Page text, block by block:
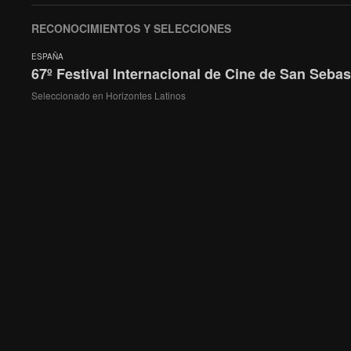
RECONOCIMIENTOS Y SELECCIONES
ESPAÑA
67º Festival Internacional de Cine de San
Seleccionado en Horizontes Latinos